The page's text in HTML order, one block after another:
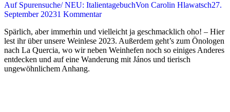
Auf Spurensuche/ NEU: ItalientagebuchVon Carolin Hlawatsch27.
September 20231 Kommentar
Spärlich, aber immerhin und vielleicht ja geschmacklich oho! – Hier
lest ihr über unsere Weinlese 2023. Außerdem geht’s zum Önologen
nach La Quercia, wo wir neben Weinhefen noch so einiges Anderes
entdecken und auf eine Wanderung mit János und tierisch
ungewöhnlichem Anhang.